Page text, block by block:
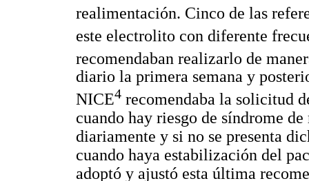
realimentación. Cinco de las
este electrolito con diferente
recomendaban realizarlo de
diario la primera semana y
NICE4 recomendaba la solicitud
cuando hay riesgo de síndrome
diariamente y si no se presenta
cuando haya estabilización del
adoptó y ajustó esta última